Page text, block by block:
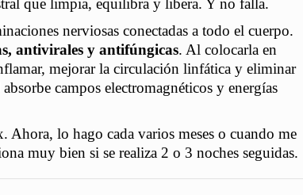
que limpia, equilibra y libera. Y no falla.
nerviosas conectadas a todo el cuerpo.
antivirales y antifúngicas. Al colocarla en
mejorar la circulación linfática y eliminar
campos electromagnéticos y energías
Ahora, lo hago cada varios meses o cuando me
muy bien si se realiza 2 o 3 noches seguidas.